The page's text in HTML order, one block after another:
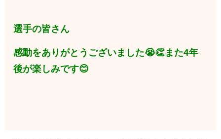
選手の皆さん
感動をありがとうございました😭👏また4年
後が楽しみです😊